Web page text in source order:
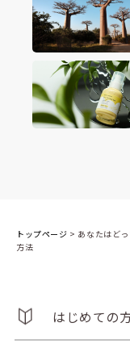
トップページ > あなたはど
方法
はじめての